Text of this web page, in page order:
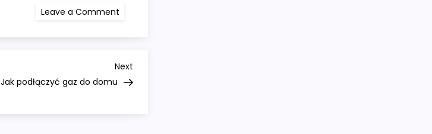
Leave a Comment
gniazdo
kempingowej
Post
Next
Jak podłączyć gaz do domu